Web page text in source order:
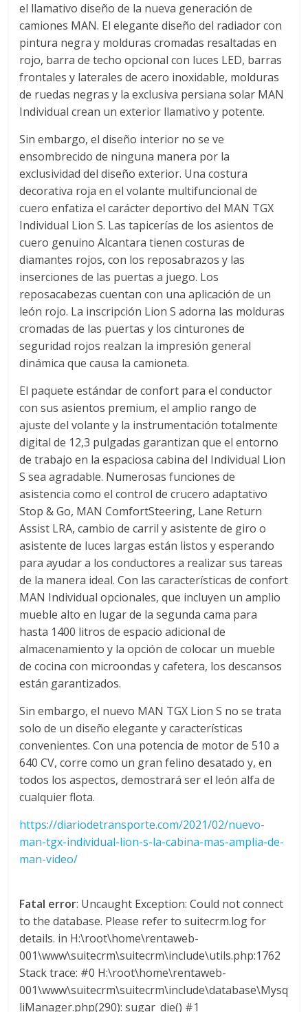
p
o
s
y
M
a
q
u
n
a
r
a
e
n
B
o
v
a
el llamativo diseño de la nueva generación de
camiones MAN. El elegante diseño del radiador con
pintura negra y molduras cromadas resaltadas en
rojo, barra de techo opcional con luces LED, barras
frontales y laterales de acero inoxidable, molduras
de ruedas negras y la exclusiva persiana solar MAN
Individual crean un exterior llamativo y potente.
Sin embargo, el diseño interior no se ve
ensombrecido de ninguna manera por la
exclusividad del diseño exterior. Una costura
decorativa roja en el volante multifuncional de
cuero enfatiza el carácter deportivo del MAN TGX
Individual Lion S. Las tapicerías de los asientos de
cuero genuino Alcantara tienen costuras de
diamantes rojos, con los reposabrazos y las
inserciones de las puertas a juego. Los
reposacabezas cuentan con una aplicación de un
león rojo. La inscripción Lion S adorna las molduras
cromadas de las puertas y los cinturones de
seguridad rojos realzan la impresión general
dinámica que causa la camioneta.
El paquete estándar de confort para el conductor
con sus asientos premium, el amplio rango de
ajuste del volante y la instrumentación totalmente
digital de 12,3 pulgadas garantizan que el entorno
de trabajo en la espaciosa cabina del Individual Lion
S sea agradable. Numerosas funciones de
asistencia como el control de crucero adaptativo
Stop & Go, MAN ComfortSteering, Lane Return
Assist LRA, cambio de carril y asistente de giro o
asistente de luces largas están listos y esperando
para ayudar a los conductores a realizar sus tareas
de la manera ideal. Con las características de confort
MAN Individual opcionales, que incluyen un amplio
mueble alto en lugar de la segunda cama para
hasta 1400 litros de espacio adicional de
almacenamiento y la opción de colocar un mueble
de cocina con microondas y cafetera, los descansos
están garantizados.
Sin embargo, el nuevo MAN TGX Lion S no se trata
solo de un diseño elegante y características
convenientes. Con una potencia de motor de 510 a
640 CV, corre como un gran felino desatado y, en
todos los aspectos, demostrará ser el león alfa de
cualquier flota.
https://diariodetransporte.com/2021/02/nuevo-
man-tgx-individual-lion-s-la-cabina-mas-amplia-de-
man-video/
Fatal error: Uncaught Exception: Could not connect
to the database. Please refer to suitecrm.log for
details. in H:\root\home\rentaweb-
001\www\suitecrm\suitecrm\include\utils.php:1762
Stack trace: #0 H:\root\home\rentaweb-
001\www\suitecrm\suitecrm\include\database\Mysq
liManager.php(290): sugar_die() #1